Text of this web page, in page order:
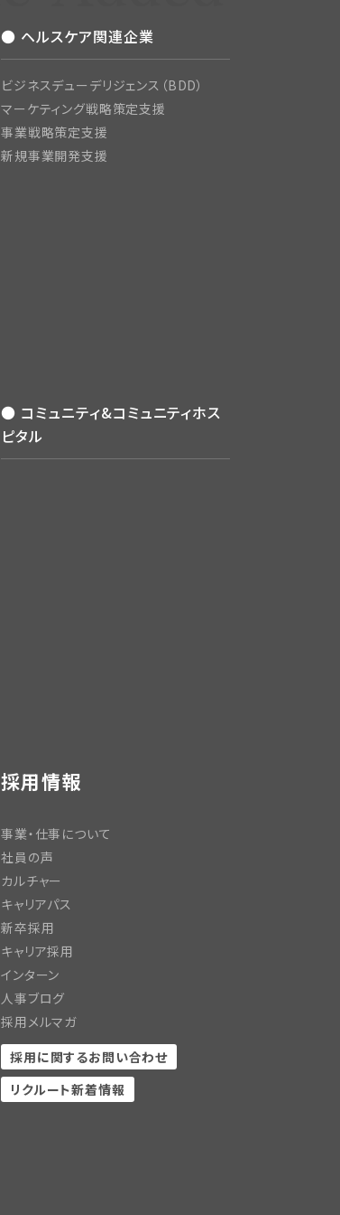
● ヘルスケア関連企業
ビジネスデューデリジェンス（BDD）
マーケティング戦略策定支援
事業戦略策定支援
新規事業開発支援
● コミュニティ&コミュニティホス
ピタル
採用情報
事業・仕事について
社員の声
カルチャー
キャリアパス
新卒採用
キャリア採用
インターン
人事ブログ
採用メルマガ
採用に関するお問い合わせ
リクルート新着情報